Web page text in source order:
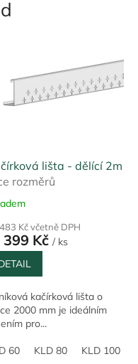
KL AL 60 KL AL 70 KL
lišta - dělící 2m
rozměrů
Kč včetně DPH
399 Kč / ks
kačírková lišta o
2000 mm je ideálním
pro...
60 KLD 80 KLD 100